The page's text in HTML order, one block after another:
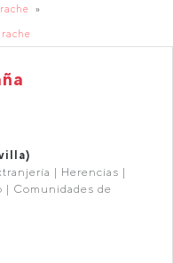
| Herencias |
| Comunidades de